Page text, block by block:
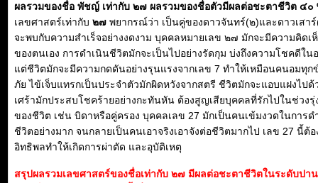
ผลรวมของชื่อ พัชญ์ เท่ากับ ๒๗ ผลรวมของชื่อตัวมีผลต่อชะตาชีวิต ๔๐
เลขศาสตร์เท่ากับ ๒๗ พยากรณ์ว่า เป็นคู่ของดาวจันทร์(๒)และดาวเสา
จะพบกับความสำเร็จอย่างงดงาม บุคคลหมายเลข ๒๗ มักจะมีความคิดเ
ของตนเอง การดำเนินชีวิตมักจะเป็นไปอย่างรัดกุม บ่งถึงความโชคดีใน
แต่ชีวิตมักจะมีความกดดันอย่างรุนแรงจากเลข 7 ทำให้เหมือนคนอมทุก
ภัย ไข้เจ็บแทรกเป็นประจำตัวมักผิดหวังจากสตรี ชีวิตมักจะแอบแฝงไปด้
เศร้ามักประสบโชคร้ายอย่างกะทันหัน ต้องสูญเสียบุคคลที่รักไปในช่วงรุ่
ของชีวิต เช่น บิดาหรือคู่ครอง บุคคลเลข 27 มักเป็นคนเข้มงวดในการด
ชีวิตอย่างมาก จนกลายเป็นคนเอาจริงเอาจังต่อชีวิตมากไป เลข 27 นี้ต้อ
อิทธิพลทำให้เกิดการผ่าตัด และอุบัติเหตุ
สรุปผลรวมเลขศาสตร์ของชื่อเท่ากับ ๒๗ มีผลต่อชะตาชีวิตในระดับปา